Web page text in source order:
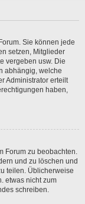
Sie können jede
setzen, Mitglieder
vergeben usw. Die
abhängig, welche
Administrator erteilt
haben,
Forum zu beobachten.
und zu löschen und
teilen. Üblicherweise
etwas nicht zum
schreiben.